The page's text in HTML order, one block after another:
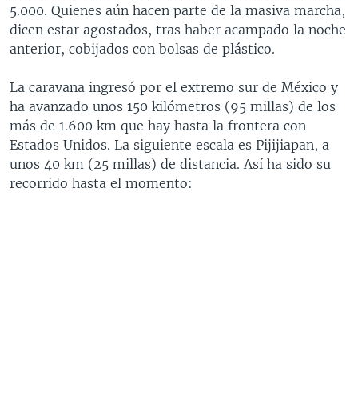
5.000. Quienes aún hacen parte de la masiva marcha,
dicen estar agostados, tras haber acampado la noche
anterior, cobijados con bolsas de plástico.
La caravana ingresó por el extremo sur de México y
ha avanzado unos 150 kilómetros (95 millas) de los
más de 1.600 km que hay hasta la frontera con
Estados Unidos. La siguiente escala es Pijijiapan, a
unos 40 km (25 millas) de distancia. Así ha sido su
recorrido hasta el momento: